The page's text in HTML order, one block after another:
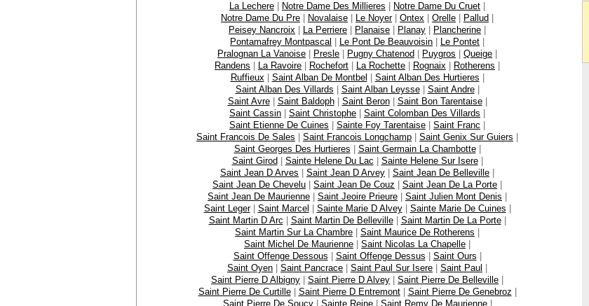
La Lechere | Notre Dame Des Millieres | Notre Dame Du Cruet |
Notre Dame Du Pre | Novalaise | Le Noyer| Ontex | Orelle | Pallud |
Peisey Nancroix | La Perriere | Planaise | Planay | Plancherine |
Pontamafrey Montpascal | Le Pont De Beauvoisin | Le Pontet |
Pralognan La Vanoise | Presle | Pugny Chatenod | Puygros | Queige |
Randens | La Ravoire | Rochefort | La Rochette | Rognaix | Rotherens |
Ruffieux | Saint Alban De Montbel | Saint Alban Des Hurtieres |
Saint Alban Des Villards | Saint Alban Leysse| Saint Andre|
Saint Avre| Saint Baldoph| Saint Beron| Saint Bon Tarentaise|
Saint Cassin | Saint Christophe | Saint Colomban Des Villards |
Saint Etienne De Cuines | Sainte Foy Tarentaise | Saint Franc |
Saint Francois De Sales | Saint Francois Longchamp | Saint Genix Sur Guiers |
Saint Georges Des Hurtieres | Saint Germain La Chambotte|
Saint Girod| Sainte Helene Du Lac | Sainte Helene Sur Isere|
Saint Jean D Arves | Saint Jean D Arvey | Saint Jean De Belleville |
Saint Jean De Chevelu | Saint Jean De Couz | Saint Jean De La Porte |
Saint Jean De Maurienne | Saint Jeoire Prieure | Saint Julien Mont Denis |
Saint Leger| Saint Marcel | Sainte Marie D Alvey| Sainte Marie De Cuines |
Saint Martin D Arc | Saint Martin De Belleville| Saint Martin De La Porte|
Saint Martin Sur La Chambre | Saint Maurice De Rotherens |
Saint Michel De Maurienne | Saint Nicolas La Chapelle |
Saint Offenge Dessous | Saint Offenge Dessus | Saint Ours |
Saint Oyen | Saint Pancrace | Saint Paul Sur Isere | Saint Paul |
Saint Pierre D Albigny | Saint Pierre D Alvey | Saint Pierre De Belleville |
Saint Pierre De Curtille| Saint Pierre D Entremont| Saint Pierre De Genebroz |
Saint Pierre De Soucy| Sainte Reine| Saint Remy De Maurienne|